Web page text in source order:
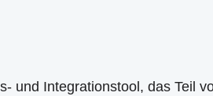
und Integrationstool, das Teil